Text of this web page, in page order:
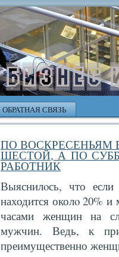
ОБРАТНАЯ СВЯЗЬ
ПО ВОСКРЕСЕНЬЯМ
ШЕСТОЙ, А ПО
РАБОТНИК
Выяснилοсь, что
находится околο 20%
часами женщин на
мужчин. Ведь, к
преимущественно